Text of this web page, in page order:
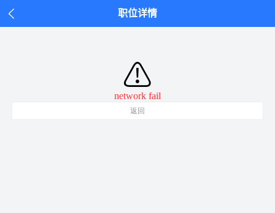
职位详情
⚠
network fail
返回